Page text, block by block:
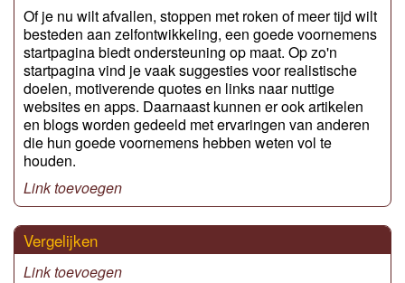
Of je nu wilt afvallen, stoppen met roken of meer tijd wilt
besteden aan zelfontwikkeling, een goede voornemens
startpagina biedt ondersteuning op maat. Op zo'n
startpagina vind je vaak suggesties voor realistische
doelen, motiverende quotes en links naar nuttige
websites en apps. Daarnaast kunnen er ook artikelen
en blogs worden gedeeld met ervaringen van anderen
die hun goede voornemens hebben weten vol te
houden.
Link toevoegen
Vergelijken
Link toevoegen